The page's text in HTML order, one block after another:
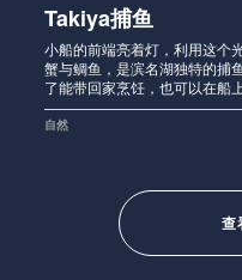
Takiya捕鱼
小船的前端亮着灯，利用这个
蟹与鲷鱼，是滨名湖独特的捕
了能带回家烹饪，也可以在船
自然
查